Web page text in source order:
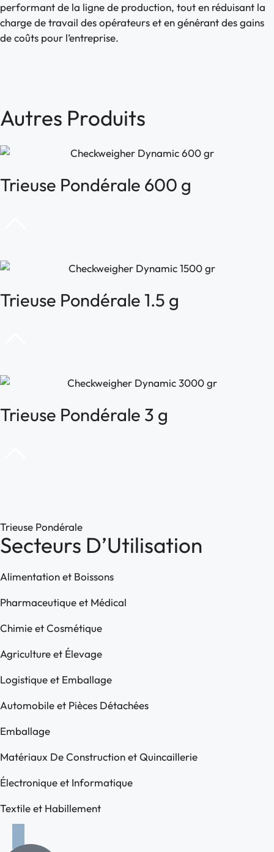
performant de la ligne de production, tout en réduisant la
charge de travail des opérateurs et en générant des gains
de coûts pour l’entreprise.
Autres Produits
Trieuse Pondérale 600 g
Trieuse Pondérale 1.5 g
Trieuse Pondérale 3 g
Trieuse Pondérale
Secteurs D’Utilisation
Alimentation et Boissons
Pharmaceutique et Médical
Chimie et Cosmétique
Agriculture et Élevage
Logistique et Emballage
Automobile et Pièces Détachées
Emballage
Matériaux De Construction et Quincaillerie
Électronique et Informatique
Textile et Habillement